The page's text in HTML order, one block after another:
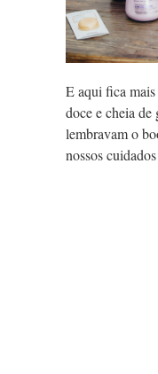
E aqui fica mais
doce e cheia de
lembravam o
nossos